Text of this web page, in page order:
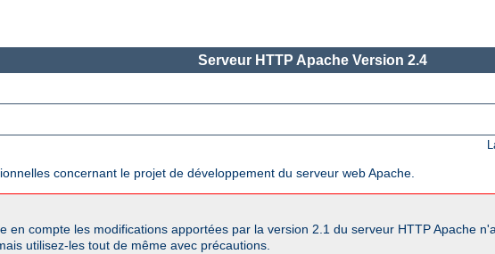
Serveur HTTP Apache Version 2.4
concernant le projet de développement du serveur web Apache.
compte les modifications apportées par la version 2.1 du serveur HTTP Apache
utilisez-les tout de même avec précautions.